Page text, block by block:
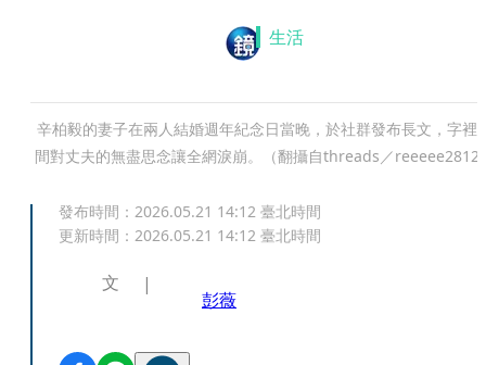
生活
辛柏毅的妻子在兩人結婚週年紀念日當晚，於社群發布長文，字裡
間對丈夫的無盡思念讓全網淚崩。（翻攝自threads／reeeee2812
發布時間： 2026.05.21 14:12 臺北時間
更新時間： 2026.05.21 14:12 臺北時間
文
彭薇